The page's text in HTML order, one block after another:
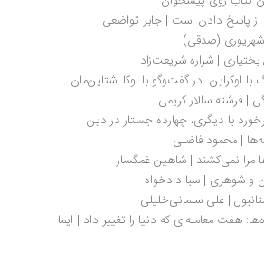
دادن است | جابر تواضعی
(صدقی)
| شراره شریعت‌زاد
در گفت‌وگو با لوکا اشتاین‌مان
سالار کریمی
درباره مسلمانان در برخورد با دیگری، چهارده جستار در دین
| شاهین غمگسار
| سبا دادخواه
| علی سلمانی‌خلیلی
نگاهی به پول و وعده‌ها: هفت معامله‌ای که دنیا را تغییر داد | ایما